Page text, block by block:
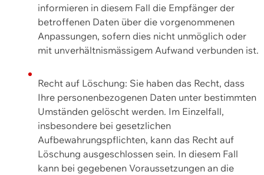
informieren in diesem Fall die Empfänger der
betroffenen Daten über die vorgenommenen
Anpassungen, sofern dies nicht unmöglich oder
mit unverhältnismässigem Aufwand verbunden ist.
Recht auf Löschung: Sie haben das Recht, dass
Ihre personenbezogenen Daten unter bestimmten
Umständen gelöscht werden. Im Einzelfall,
insbesondere bei gesetzlichen
Aufbewahrungspflichten, kann das Recht auf
Löschung ausgeschlossen sein. In diesem Fall
kann bei gegebenen Voraussetzungen an die